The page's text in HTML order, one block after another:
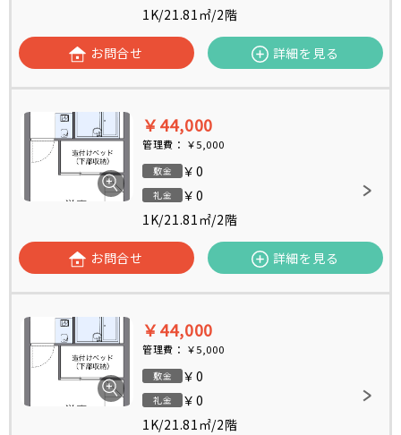
1K/21.81㎡/2階
お問合せ 詳細を見る
￥44,000
管理費： ￥5,000
敷金 ￥0
礼金
￥0
1K/21.81㎡/2階
お問合せ 詳細を見る
￥44,000
管理費： ￥5,000
敷金 ￥0
礼金
￥0
1K/21.81㎡/2階